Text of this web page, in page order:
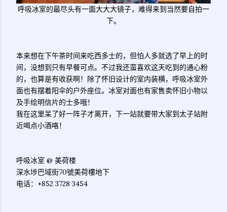
呼吸冰室的最尽头有一面大大大镜子，难得来到当然要自拍一
下。
本来想在下午茶时间来吃西多士的，但怕人多就选了早上的时
间，没想到只有早餐可点。不过我还蛮喜欢这天吃到的通心粉
的，也算是有收获啊！除了怀旧设计的室内装横，呼吸冰室外
面也有摆着阳伞的户外座位。冰室对面也有家售卖怀旧小物以
及手绘明信片的士多哦！
我在这里呆了好一阵子才离开，下一站就要带大家到太子站附
近喝点小酒咯！
呼吸冰室 @ 美荷楼
深水埗巴域街70號美荷樓地下
电话：+852 3728 3454